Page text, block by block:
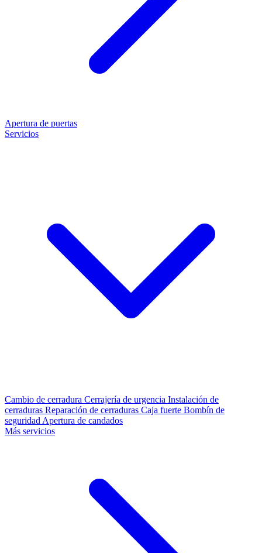
Apertura de puertas
Servicios
Cambio de cerradura Cerrajería de urgencia Instalación de
cerraduras Reparación de cerraduras Caja fuerte Bombín de
seguridad Apertura de candados
Más servicios